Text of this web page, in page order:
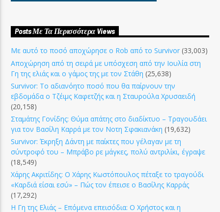
Posts Με Τα Περισσότερα Views
Με αυτό το ποσό αποχώρησε ο Rob από το Survivor (33,003)
Αποχώρηση από τη σειρά με υπόσχεση από την Ιουλία στη
Γη της ελιάς και ο γάμος της με τον Στάθη (25,638)
Survivor: Το αδιανόητο ποσό που θα παίρνουν την
εβδομάδα ο Τζέιμς Καφετζής και η Σταυρούλα Χρυσαειδή
(20,158)
Σταμάτης Γονίδης: Θύμα απάτης στο διαδίκτυο – Τραγουδάει
για τον Βασίλη Καρρά με τον Νοτη Σφακιανάκη (19,632)
Survivor: Έκρηξη Δάντη με παίκτες που γέλαγαν με τη
σύντροφό του – Μπράβο ρε μάγκες, πολύ αντριλίκι, έγραψε
(18,549)
Χάρης Ακριτίδης: Ο Χάρης Κωστόπουλος πέταξε το τραγούδι
«Καρδιά είσαι εσύ» – Πώς τον έπεισε ο Βασίλης Καρράς
(17,292)
Η Γη της Ελιάς – Επόμενα επεισόδια: Ο Χρήστος και η